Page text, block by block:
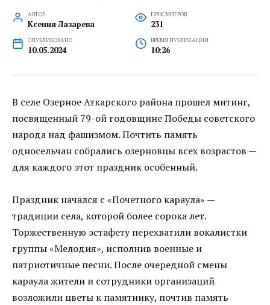
АВТОР
Ксения Лазарева
ПРОСМОТРОВ
231
ОПУБЛИКОВАНО
10.05.2024
ВРЕМЯ ПУБЛИКАЦИИ
10:26
В селе Озерное Аткарского района прошел митинг,
посвященный 79-ой годовщине Победы советского
народа над фашизмом. Почтить память
односельчан собрались озерновцы всех возрастов —
для каждого этот праздник особенный.
Праздник начался с «Почетного караула» —
традиции села, которой более сорока лет.
Торжественную эстафету перехватили вокалистки
группы «Мелодия», исполнив военные и
патриотичные песни. После очередной смены
караула жители и сотрудники организаций
возложили цветы к памятнику, почтив память